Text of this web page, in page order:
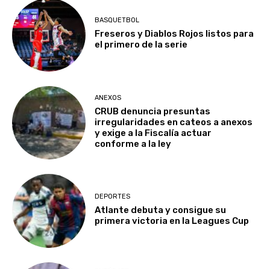
BASQUETBOL
Freseros y Diablos Rojos listos para
el primero de la serie
ANEXOS
CRUB denuncia presuntas
irregularidades en cateos a anexos
y exige a la Fiscalía actuar
conforme a la ley
DEPORTES
Atlante debuta y consigue su
primera victoria en la Leagues Cup